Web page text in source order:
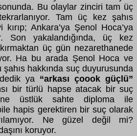
Bu olaylar zinciri tam üç
Tam üç kez şahıs
Ankara’ya Şenol Hoca’ya
Son yakalandığında, üç kez
üç gün nezarethanede
Ha bu arada Şenol Hoca ve
hakkında suç duyurusunda
ya “arkası çoook güçlü”
bir türlü hapse atacak bir suç
üstlük sahte diploma ile
hapis gerektiren bir suç olarak
Ne güzel değil mi?
koruyor.